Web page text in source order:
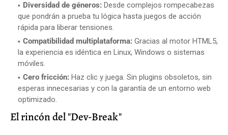
Diversidad de géneros: Desde complejos rompecabezas
que pondrán a prueba tu lógica hasta juegos de acción
rápida para liberar tensiones.
Compatibilidad multiplataforma: Gracias al motor HTML5,
la experiencia es idéntica en Linux, Windows o sistemas
móviles.
Cero fricción: Haz clic y juega. Sin plugins obsoletos, sin
esperas innecesarias y con la garantía de un entorno web
optimizado.
El rincón del "Dev-Break"